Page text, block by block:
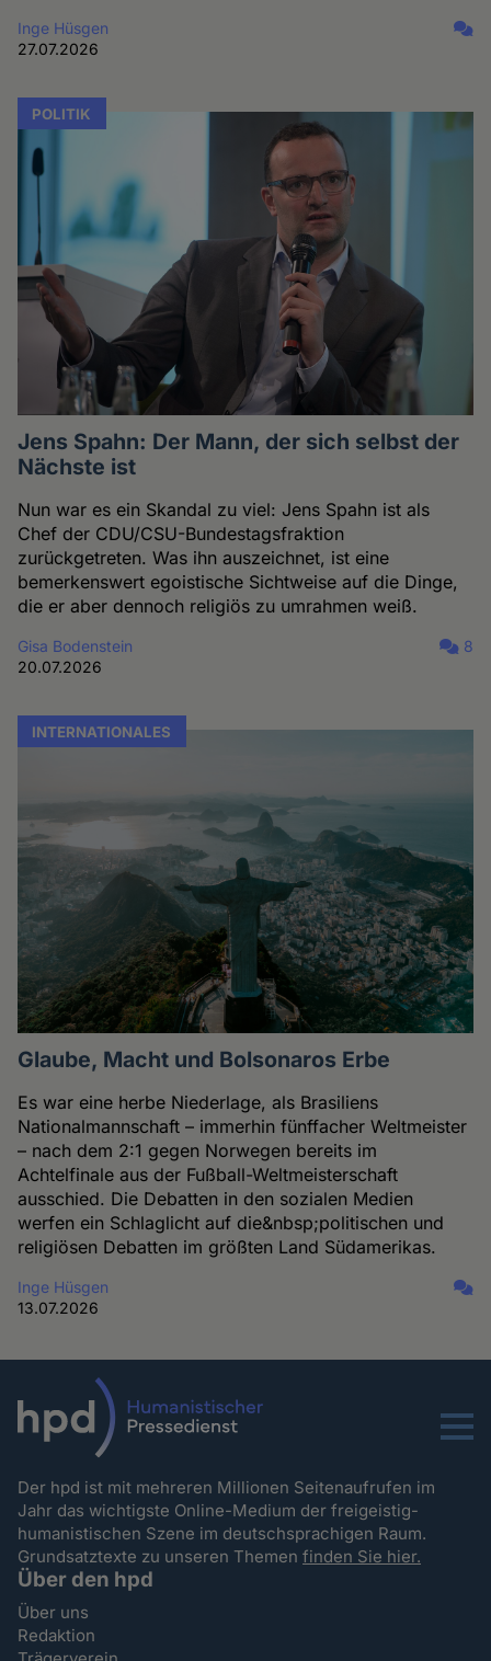
Inge Hüsgen
27.07.2026
POLITIK
Jens Spahn: Der Mann, der sich selbst der
Nächste ist
Nun war es ein Skandal zu viel: Jens Spahn ist als
Chef der CDU/CSU-Bundestagsfraktion
zurückgetreten. Was ihn auszeichnet, ist eine
bemerkenswert egoistische Sichtweise auf die Dinge,
die er aber dennoch religiös zu umrahmen weiß.
Gisa Bodenstein
20.07.2026
8
INTERNATIONALES
Glaube, Macht und Bolsonaros Erbe
Es war eine herbe Niederlage, als Brasiliens
Nationalmannschaft – immerhin fünffacher Weltmeister
– nach dem 2:1 gegen Norwegen bereits im
Achtelfinale aus der Fußball-Weltmeisterschaft
ausschied. Die Debatten in den sozialen Medien
werfen ein Schlaglicht auf die&nbsp;politischen und
religiösen Debatten im größten Land Südamerikas.
Inge Hüsgen
13.07.2026
Menu
Der hpd ist mit mehreren Millionen Seitenaufrufen im
Jahr das wichtigste Online-Medium der freigeistig-
humanistischen Szene im deutschsprachigen Raum.
Grundsatztexte zu unseren Themenfinden Sie hier.
Über den hpd
Über uns
Redaktion